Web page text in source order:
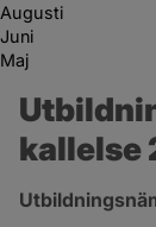
Augusti
Juni
Maj
kallelse